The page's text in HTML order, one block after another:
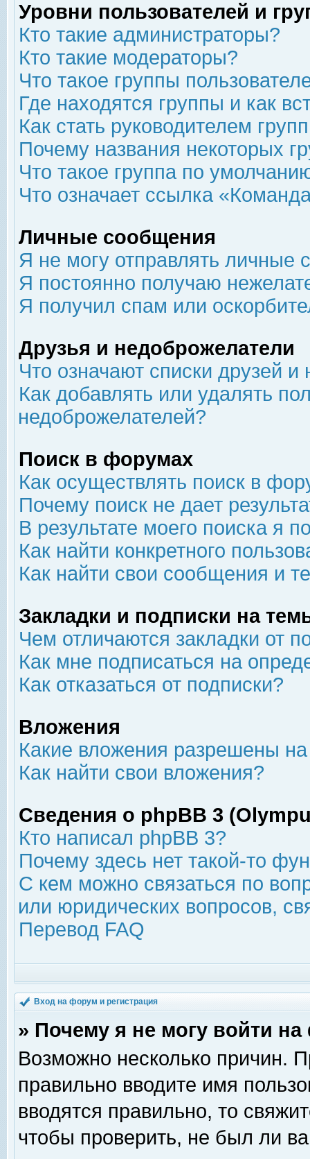
Уровни пользователей и
Кто такие администраторы?
Кто такие модераторы?
Что такое группы
Где находятся группы и как
Как стать руководителем
Почему названия некоторых
Что такое группа по
Что означает ссылка
Личные сообщения
Я не могу отправлять личные
Я постоянно получаю
Я получил спам или
Друзья и недоброжелатели
Что означают списки друзей
Как добавлять или удалять
недоброжелателей?
Поиск в форумах
Как осуществлять поиск в
Почему поиск не дает
В результате моего поиска я
Как найти конкретного
Как найти свои сообщения и
Закладки и подписки на
Чем отличаются закладки от
Как мне подписаться на
Как отказаться от подписки?
Вложения
Какие вложения разрешены
Как найти свои вложения?
Сведения о phpBB 3
Кто написал phpBB 3?
Почему здесь нет такой-то
С кем можно связаться по
или юридических вопросов,
Перевод FAQ
Вход на форум и регистрация
» Почему я не могу войти
Возможно несколько причин.
правильно вводите имя
вводятся правильно, то
чтобы проверить, не был ли